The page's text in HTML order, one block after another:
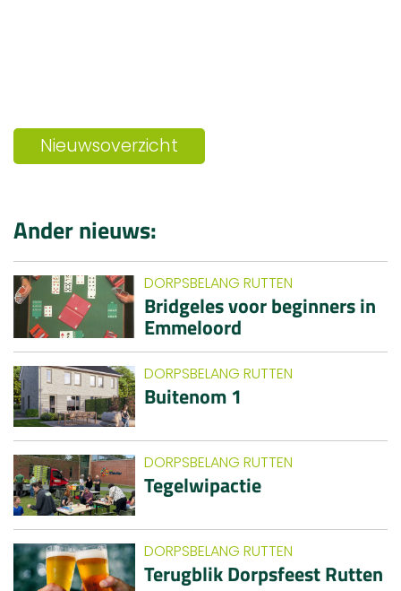
Nieuwsoverzicht
Ander nieuws:
DORPSBELANG RUTTEN
Bridgeles voor beginners in
Emmeloord
DORPSBELANG RUTTEN
Buitenom 1
DORPSBELANG RUTTEN
Tegelwipactie
DORPSBELANG RUTTEN
Terugblik Dorpsfeest Rutten